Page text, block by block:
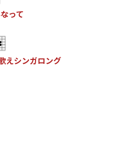
なって
えシンガロング